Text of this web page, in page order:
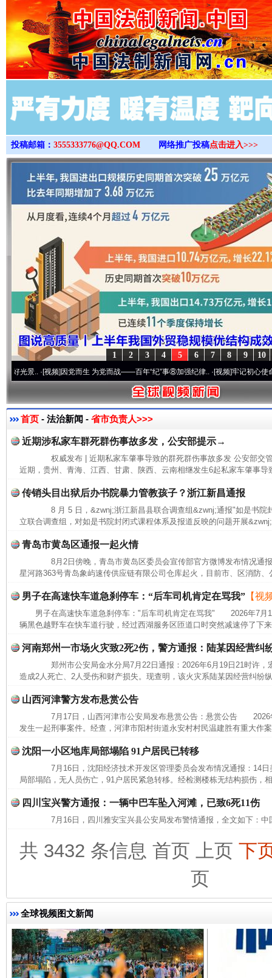
>
投稿邮箱： 3555333776@QQ.COM 网络推广投稿点击进入>>>
10
9
8
7
6
5
4
3
2
1
·[视频]因党而生 为党而战——百年“纪”事⑧加强纪律..·[视频]牢记初心使命 奋进
首页 - 法治新闻 - 省市负责人>>>
近期涉私家车群死群伤事故多发，公安部提示→
权威发布 | 近期私家车肇事导致的群死群伤事故多发 公安部
近期，贵州、青海、江西、甘肃、陕西、云南相继发生6起私家车肇事导
传销头目出狱后办书院暴力管教孩子？浙江新昌通报
8 月 5 日，&zwnj;浙江新昌县联合调查组&zwnj;通报"如是书院
立联合调查组，对如是书院封闭式课程体系及报道反映的问题开展
青岛市黄岛区通报一起火情
8月2日傍晚，青岛市黄岛区委员会宣传部官方微博发布情况
星河路363号青岛象屿速传供应链有限公司仓库起火，目前市、区消防
男子在高速快车道急刹停车：“后车司机肯定在骂我” 【视
男子在高速快车道急刹停车："后车司机肯定在骂我" 2026年7月
辆黑色越野车在快车道行驶，经过西湖服务区匝道口时突然减速停了下
河南郑州一市场火灾致2死2伤，警方通报：陆某因经营纠
郑州市公安局金水分局7月22日通报：2026年6月19日21时许，
造成2人死亡、2人受伤和财产损失。现查明，该火灾系陆某因经营纠纷
山西河津警方发布悬赏公告
7月17日，山西河津市公安局发布悬赏公告：悬赏公告 2026
发生一起刑事案件。经查，河津市阳村街道永安村村民温建胜有重大
沈阳一小区地库局部塌陷 91户居民已转移
7月16日，沈阳经济技术开发区管理委员会发布情况通报：14日
局部塌陷，无人员伤亡，91户居民紧急转移。经检测楼栋无结构损伤，
四川宝兴警方通报：一辆中巴车坠入河滩，已致6死11伤
7月16日，四川雅安宝兴县公安局发布警情通报，全文如下：中
共 3432 条信息 首页 上页 下
页
全球视频图文新闻
完善运行机制助力责任有效落实 一纸欠
东山县通报“牛蛙产品抗生素超标问题” 法
千年窑火 生生不息